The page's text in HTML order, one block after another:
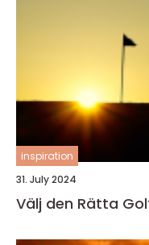
inspiration
31. July 2024
Välj den Rätta